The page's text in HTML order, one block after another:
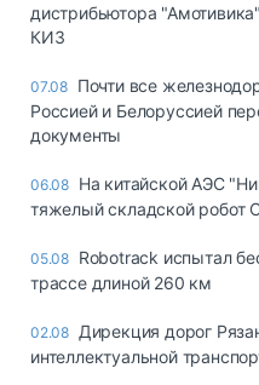
дистрибьютора
КИЗ
07.08 Почти все
Россией и Белоруссией
документы
06.08 На китайской АЭС
тяжелый складской робот
05.08 Robotrack испытал
трассе длиной 260 км
02.08 Дирекция дорог
интеллектуальной